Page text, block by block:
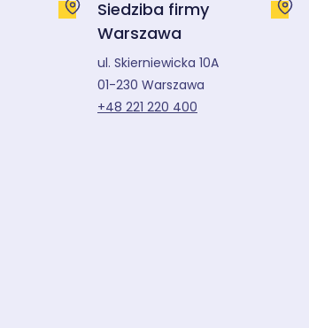
Siedziba firmy
Warszawa
ul. Skierniewicka 10A
01-230 Warszawa
+48 221 220 400